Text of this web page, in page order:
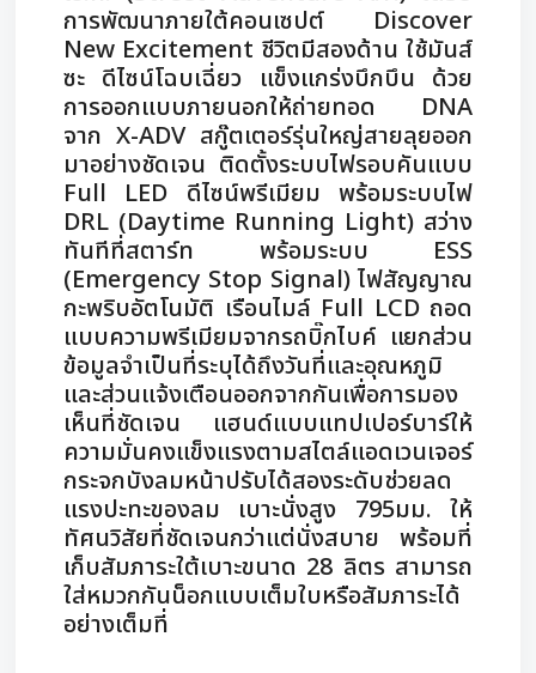
การพัฒนาภายใต้คอนเซปต์ Discover
New Excitement ชีวิตมีสองด้าน ใช้มันส์
ซะ ดีไซน์โฉบเฉี่ยว แข็งแกร่งบึกบึน ด้วย
การออกแบบภายนอกให้ถ่ายทอด DNA
จาก X-ADV สกู๊ตเตอร์รุ่นใหญ่สายลุยออก
มาอย่างชัดเจน ติดตั้งระบบไฟรอบคันแบบ
Full LED ดีไซน์พรีเมียม พร้อมระบบไฟ
DRL (Daytime Running Light) สว่าง
ทันทีที่สตาร์ท พร้อมระบบ ESS
(Emergency Stop Signal) ไฟสัญญาณ
กะพริบอัตโนมัติ เรือนไมล์ Full LCD ถอด
แบบความพรีเมียมจากรถบิ๊กไบค์ แยกส่วน
ข้อมูลจำเป็นที่ระบุได้ถึงวันที่และอุณหภูมิ
และส่วนแจ้งเตือนออกจากกันเพื่อการมอง
เห็นที่ชัดเจน แฮนด์แบบแทปเปอร์บาร์ให้
ความมั่นคงแข็งแรงตามสไตล์แอดเวนเจอร์
กระจกบังลมหน้าปรับได้สองระดับช่วยลด
แรงปะทะของลม เบาะนั่งสูง 795มม. ให้
ทัศนวิสัยที่ชัดเจนกว่าแต่นั่งสบาย พร้อมที่
เก็บสัมภาระใต้เบาะขนาด 28 ลิตร สามารถ
ใส่หมวกกันน็อกแบบเต็มใบหรือสัมภาระได้
อย่างเต็มที่